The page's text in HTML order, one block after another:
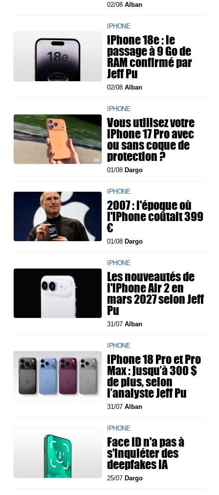
02/08Alban
IPHONE
iPhone 18e : le
passage à 9 Go de
RAM confirmé par
Jeff Pu
02/08Alban
IPHONE
Vous utilisez votre
iPhone 17 Pro avec
ou sans coque de
protection ?
01/08Dargo
IPHONE
2007 : l'époque où
l'iPhone coûtait 399
€
01/08Dargo
IPHONE
Les nouveautés de
l'iPhone Air 2 en
mars 2027 selon Jeff
Pu
31/07Alban
IPHONE
iPhone 18 Pro et Pro
Max : jusqu’à 300 $
de plus, selon
l’analyste Jeff Pu
31/07Alban
IPHONE
Face ID n'a pas à
s'inquiéter des
deepfakes IA
25/07Dargo